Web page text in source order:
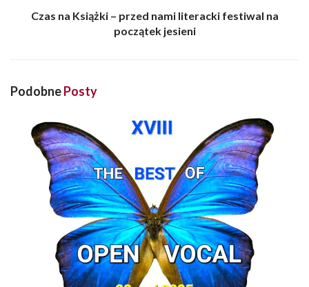
Czas na Książki – przed nami literacki festiwal na
początek jesieni
PodobnePosty